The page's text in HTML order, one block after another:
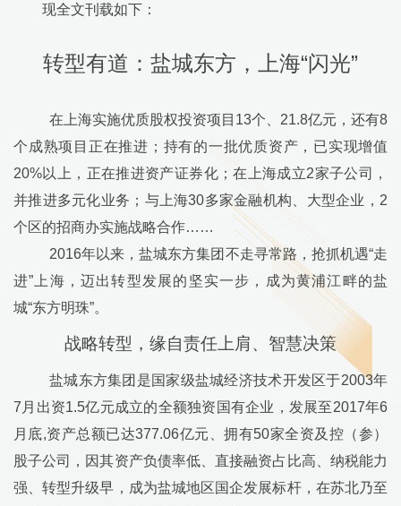
现全文刊载如下：
转型有道：盐城东方，上海“闪光”
在上海实施优质股权投资项目 13个、 21.8亿元，还有8
个成熟项目正在推进；持有的一批优质资产，已实现增值
20%以上，正在推进资产证券化；在上海成立2家子公司，
并推进多元化业务；与上海30多家金融机构、大型企业， 2
个区的招商办实施战略合作……
2016年以来，盐城东方集团不走寻常路，抢抓机遇“走
进” 上海，迈出转型发展的坚实一步，成为黄浦江畔的盐
城“东方明珠”。
战略转型，缘自责任上肩、智慧决策
盐城东方集团是国家级盐城经济技术开发区于2003年
7 月出资1.5亿元成立的全额独资国有企业，发展至2017年6
月底,资产总额已达377.06亿元、拥有50家全资及控（参）
股子公司，因其资产负债率低、直接融资占比高、纳税能力
强、转型升级早，成为盐城地区国企发展标杆，在苏北乃至